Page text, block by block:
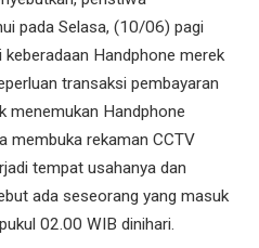
pada Selasa, (10/06) pagi
Handphone merek
transaksi pembayaran
menemukan Handphone
membuka rekaman CCTV
tempat usahanya dan
ada seseorang yang masuk
02.00 WIB dinihari.